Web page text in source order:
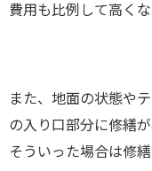
費用も比例して高くな
また、地面の状態や
の入り口部分に修繕
そういった場合は修